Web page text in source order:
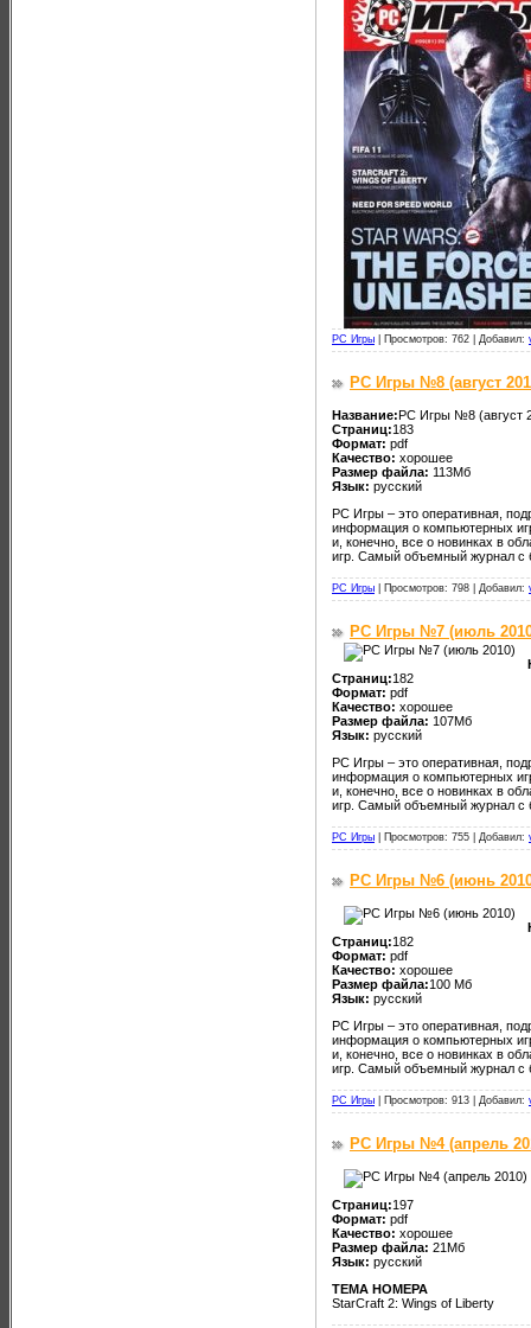
PC Игры Просмотров: 762 | Добавил:
PC Игры №8 (август
Название:PC Игры №8 (август
Страниц:183
Формат: pdf
Качество: хорошее
Размер файла: 113Мб
Язык: русский
PC Игры – это оперативная,
информация о компьютерных
и, конечно, все о новинках в
игр. Самый объемный журнал с
PC Игры Просмотров: 798 | Добавил:
PC Игры №7 (июль
Страниц:182
Формат: pdf
Качество: хорошее
Размер файла: 107Мб
Язык: русский
PC Игры – это оперативная,
информация о компьютерных
и, конечно, все о новинках в
игр. Самый объемный журнал с
PC Игры Просмотров: 755 | Добавил:
PC Игры №6 (июнь
Страниц:182
Формат: pdf
Качество: хорошее
Размер файла:100 Мб
Язык: русский
PC Игры – это оперативная,
информация о компьютерных
и, конечно, все о новинках в
игр. Самый объемный журнал с
PC Игры Просмотров: 913 | Добавил:
PC Игры №4 (апрель
Страниц:197
Формат: pdf
Качество: хорошее
Размер файла: 21Мб
Язык: русский
ТЕМА НОМЕРА
StarCraft 2: Wings of Liberty